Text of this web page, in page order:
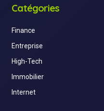
Catégories
Finance
Entreprise
High-Tech
Immobilier
Internet